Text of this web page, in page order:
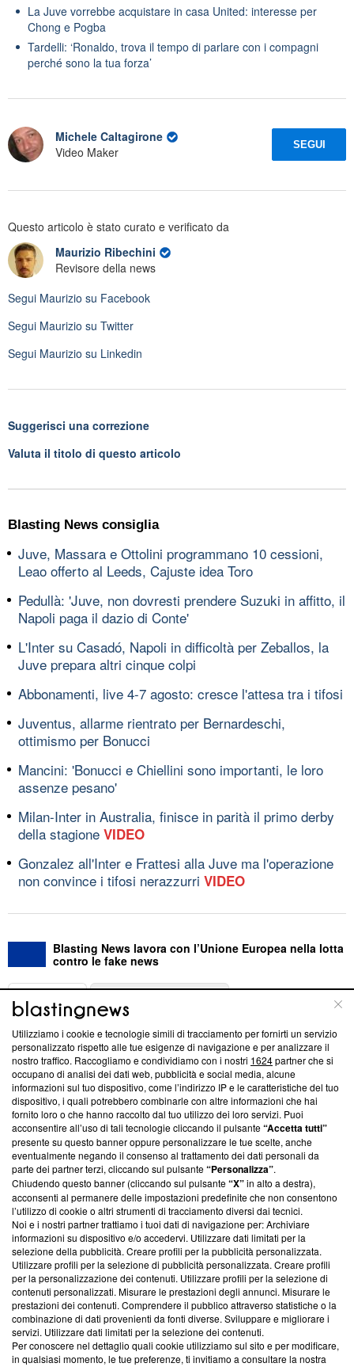
La Juve vorrebbe acquistare in casa United: interesse per
Chong e Pogba
Tardelli: ‘Ronaldo, trova il tempo di parlare con i compagni
perché sono la tua forza’
Michele Caltagirone
Video Maker
SEGUI
Questo articolo è stato curato e verificato da
Maurizio Ribechini
Revisore della news
Segui Maurizio su Facebook
Segui Maurizio su Twitter
Segui Maurizio su Linkedin
Suggerisci una correzione
Valuta il titolo di questo articolo
Blasting News consiglia
Juve, Massara e Ottolini programmano 10 cessioni,
Leao offerto al Leeds, Cajuste idea Toro
Pedullà: 'Juve, non dovresti prendere Suzuki in affitto, il
Napoli paga il dazio di Conte'
L'Inter su Casadó, Napoli in difficoltà per Zeballos, la
Juve prepara altri cinque colpi
Abbonamenti, live 4-7 agosto: cresce l'attesa tra i tifosi
Juventus, allarme rientrato per Bernardeschi,
ottimismo per Bonucci
Mancini: 'Bonucci e Chiellini sono importanti, le loro
assenze pesano'
Milan-Inter in Australia, finisce in parità il primo derby
della stagione VIDEO
Gonzalez all'Inter e Frattesi alla Juve ma l'operazione
non convince i tifosi nerazzurri VIDEO
Blasting News lavora con l’Unione Europea nella lotta
contro le fake news
ABOUT
Questa sezione offre informazioni trasparenti su Blasting
News, sui nostri processi editoriali e su come ci impegniamo a
creare news di qualità. Inoltre, afferma la nostra aderenza a
‘Trust Project - News with Integrity’Blasting News non è
ancora membro del programma, ma ha richiesto di farne
parte; Trust Project non ha ancora effettuato una verifica di
conformità agli standard.
Su di noi
Team editoriale
Corporate
Redazione
Informativa Privacy
Cookie Policy
Blasting SA, IDI CHE-247.845.224, Via Carlo Frasca, 3 - 6900
Lugano (Svizzera) Tel:+39 0690258937
Utilizziamo i cookie e tecnologie simili di tracciamento per fornirti un servizio
personalizzato rispetto alle tue esigenze di navigazione e per analizzare il
nostro traffico. Raccogliamo e condividiamo con i nostri 1624partner che si
occupano di analisi dei dati web, pubblicità e social media, alcune
informazioni sul tuo dispositivo, come l’indirizzo IP e le caratteristiche del tuo
dispositivo, i quali potrebbero combinarle con altre informazioni che hai
fornito loro o che hanno raccolto dal tuo utilizzo dei loro servizi. Puoi
acconsentire all’uso di tali tecnologie cliccando il pulsante“Accetta tutti”
presente su questo banner oppure personalizzare le tue scelte, anche
eventualmente negando il consenso al trattamento dei dati personali da
parte dei partner terzi, cliccando sul pulsante“Personalizza”.
Chiudendo questo banner (cliccando sul pulsante“X”in alto a destra),
acconsenti al permanere delle impostazioni predefinite che non consentono
l’utilizzo di cookie o altri strumenti di tracciamento diversi dai tecnici.
Noi e i nostri partner trattiamo i tuoi dati di navigazione per: Archiviare
informazioni su dispositivo e/o accedervi. Utilizzare dati limitati per la
selezione della pubblicità. Creare profili per la pubblicità personalizzata.
Utilizzare profili per la selezione di pubblicità personalizzata. Creare profili
per la personalizzazione dei contenuti. Utilizzare profili per la selezione di
contenuti personalizzati. Misurare le prestazioni degli annunci. Misurare le
prestazioni dei contenuti. Comprendere il pubblico attraverso statistiche o la
combinazione di dati provenienti da fonti diverse. Sviluppare e migliorare i
servizi. Utilizzare dati limitati per la selezione dei contenuti.
Per conoscere nel dettaglio quali cookie utilizziamo sul sito e per modificare,
in qualsiasi momento, le tue preferenze, ti invitiamo a consultare la nostra